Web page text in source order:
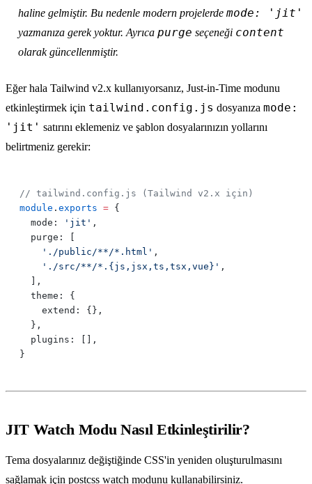
haline gelmiştir. Bu nedenle modern projelerde mode: 'jit'
yazmanıza gerek yoktur. Ayrıca purge seçeneği content
olarak güncellenmiştir.
Eğer hala Tailwind v2.x kullanıyorsanız, Just-in-Time modunu
etkinleştirmek için tailwind.config.js dosyanıza mode:
'jit' satırını eklemeniz ve şablon dosyalarınızın yollarını
belirtmeniz gerekir:
module . exports =
  mode:
'jit'
    './public/**/*.html'
    './src/**/*.{js,jsx,ts,tsx,vue}'
JIT Watch Modu Nasıl Etkinleştirilir?
Tema dosyalarınız değiştiğinde CSS'in yeniden oluşturulmasını
sağlamak için postcss watch modunu kullanabilirsiniz.